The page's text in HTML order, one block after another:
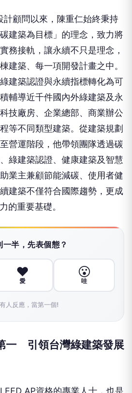
顧問以來，陳重仁始終秉持
建築為目標」的理念，致力將
務接軌，讓永續不只是理念，
建築、每一項開發計畫之中。
建築認證與永續指標轉化為可
輔導近千件國內外綠建築及永
技廠房、企業總部、商業辦公
等不同類型建築。從建築規劃
營運階段，他帶領團隊透過碳
綠建築認證、健康建築及智慧
業主兼顧節能減碳、使用者健
建築不僅符合國際趨勢，更成
的重要基礎。
一半，先表個態？
❤️
愛
😮
哇
人反應，當第一個!
一 引領台灣綠建築發展
AP資格的專業人士，也是